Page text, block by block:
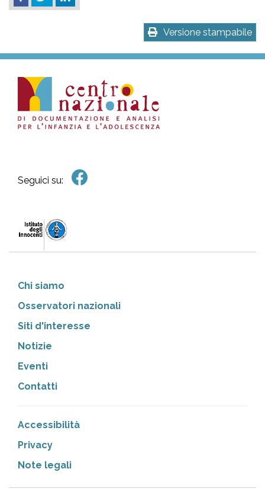
Versione stampabile
Seguici su:
Chi siamo
Osservatori nazionali
Siti d'interesse
Notizie
Eventi
Contatti
Accessibilità
Privacy
Note legali